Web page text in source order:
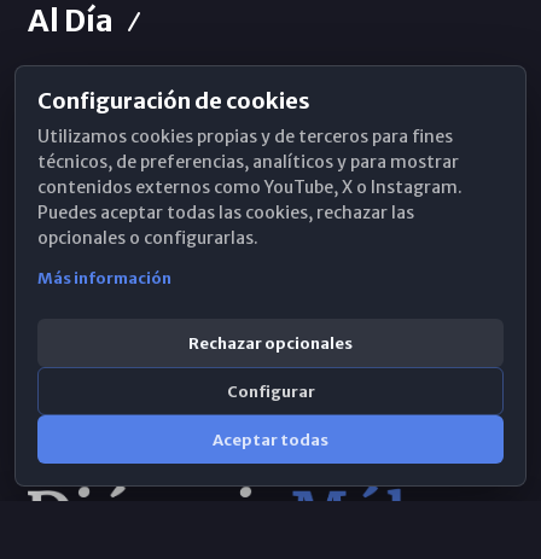
Al Día
Horarios de Misa
Hemeroteca
WhatsApp
Configuración de cookies
Utilizamos cookies propias y de terceros para fines
técnicos, de preferencias, analíticos y para mostrar
contenidos externos como YouTube, X o Instagram.
Puedes aceptar todas las cookies, rechazar las
opcionales o configurarlas.
Más información
Rechazar opcionales
Configurar
Aceptar todas